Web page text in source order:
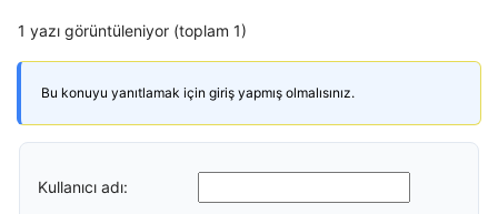
1 yazı görüntüleniyor (toplam 1)
Bu konuyu yanıtlamak için giriş yapmış olmalısınız.
Kullanıcı adı: